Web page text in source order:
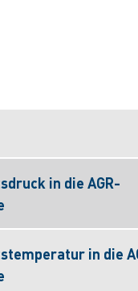
in die AGR-
in die